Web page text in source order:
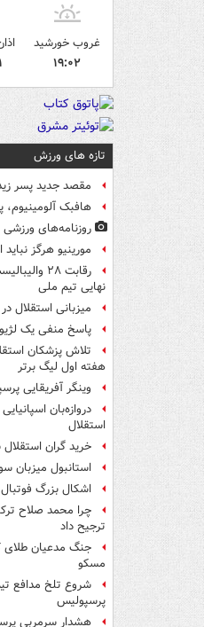
غروب خورشید
۱۹:۰۲
تازه های ورزش
مقصد جدید پسر
هافبک
روزنامه‌های ورزشی امروز
مورینیو هرگز
رقابت ۲۸
نهایی تیم ملی
میزبانی استقلال
پاسخ منفی یک
تلاش پزشکان
هفته اول لیگ برتر
وینگر آفریقایی
دروازه‌بان
استقلال
خرید گران استقلال
استانبول میزبان
اشکال بزرگ
چرا محمد صلاح
ترجیح داد
جنگ مدعیان طلای
مسکو
شروع تلخ مدافع
پرسپولیس
هشدار سرمربی